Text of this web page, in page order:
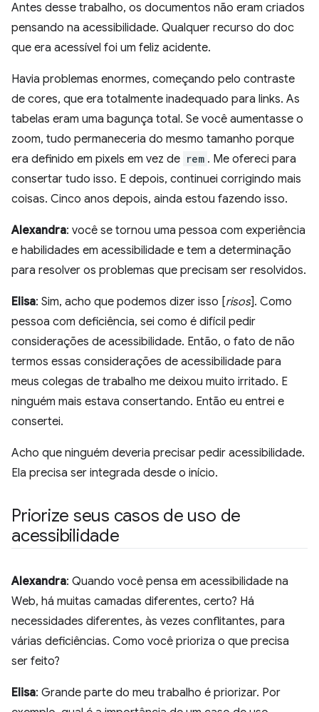
Antes desse trabalho, os documentos não eram criados
pensando na acessibilidade. Qualquer recurso do doc
que era acessível foi um feliz acidente.
Havia problemas enormes, começando pelo contraste
de cores, que era totalmente inadequado para links. As
tabelas eram uma bagunça total. Se você aumentasse o
zoom, tudo permaneceria do mesmo tamanho porque
era definido em pixels em vez de rem . Me ofereci para
consertar tudo isso. E depois, continuei corrigindo mais
coisas. Cinco anos depois, ainda estou fazendo isso.
Alexandra: você se tornou uma pessoa com experiência
e habilidades em acessibilidade e tem a determinação
para resolver os problemas que precisam ser resolvidos.
Elisa: Sim, acho que podemos dizer isso [risos]. Como
pessoa com deficiência, sei como é difícil pedir
considerações de acessibilidade. Então, o fato de não
termos essas considerações de acessibilidade para
meus colegas de trabalho me deixou muito irritado. E
ninguém mais estava consertando. Então eu entrei e
consertei.
Acho que ninguém deveria precisar pedir acessibilidade.
Ela precisa ser integrada desde o início.
Priorize seus casos de uso de
acessibilidade
Alexandra: Quando você pensa em acessibilidade na
Web, há muitas camadas diferentes, certo? Há
necessidades diferentes, às vezes conflitantes, para
várias deficiências. Como você prioriza o que precisa
ser feito?
Elisa: Grande parte do meu trabalho é priorizar. Por